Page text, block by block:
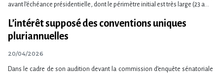
avant l​‌’échéance présidentielle, dont le périmètre initial est très large (23 a...
L’intérêt supposé des conventions uniques
pluriannuelles
20/04/2026
Dans le cadre de son audition devant la commission d​‌’enquête sénatoriale